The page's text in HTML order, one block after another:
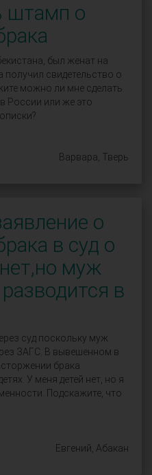
штамп о
был женат на
получил свидетельство о
можно ли мне сделать
России или же это
Варвара, Тверь
о
в суд о
муж
в
суд поскольку муж
ЗАГС. В вывешенном в
брака
У меня детей нет, но я
Подскажите, что
Евгений, Абакан